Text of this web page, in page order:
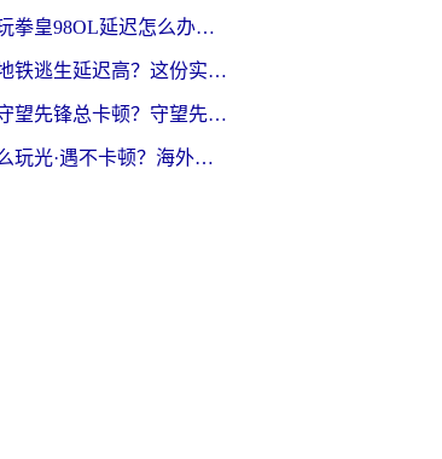
在国外玩拳皇98OL延迟怎么办？海外党亲测有效的低延迟指南
国外打地铁逃生延迟高？这份实测有效的低延迟指南帮你吃鸡
海外玩守望先锋总卡顿？守望先锋游戏加速器在哪里买&避坑指南（附欧洲非洲游戏实测）
台湾怎么玩光·遇不卡顿？海外党国服游戏加速终极攻略（附实测体验）